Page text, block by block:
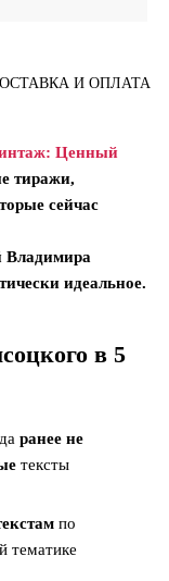
И ОПЛАТА
Ценный
тиражи,
сейчас
Владимира
идеальное.
в 5
ранее не
тексты
по
тематике